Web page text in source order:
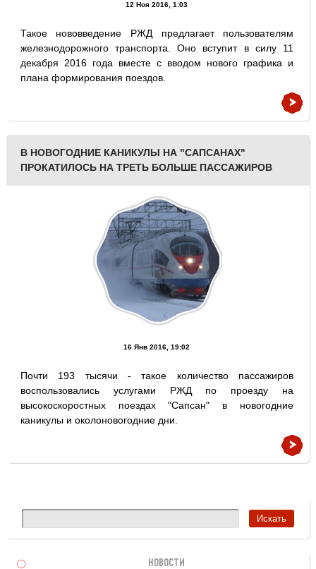
12 Ноя 2016, 1:03
Такое нововведение РЖД предлагает пользователям
железнодорожного транспорта. Оно вступит в силу 11
декабря 2016 года вместе с вводом нового графика и
плана формирования поездов.
В НОВОГОДНИЕ КАНИКУЛЫ НА "САПСАНАХ"
ПРОКАТИЛОСЬ НА ТРЕТЬ БОЛЬШЕ ПАССАЖИРОВ
16 Янв 2016, 19:02
Почти 193 тысячи - такое количество пассажиров
воспользовались услугами РЖД по проезду на
высокоскоростных поездах "Сапсан" в новогодние
каникулы и околоновогодние дни.
НОВОСТИ